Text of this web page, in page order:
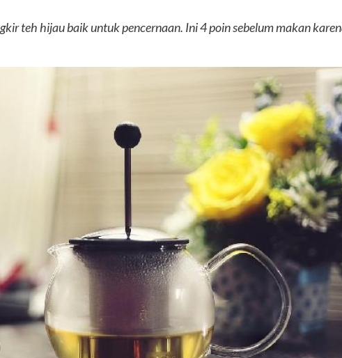
teh hijau baik untuk pencernaan. Ini 4 poin sebelum makan